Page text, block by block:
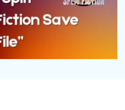
료 복구
무료 체험